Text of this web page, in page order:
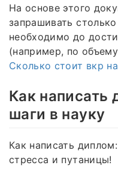
На основе этого
запрашивать
необходимо до
(например, по
Сколько стоит вкр
Как написать
шаги в науку
Как написать
стресса и путаницы!